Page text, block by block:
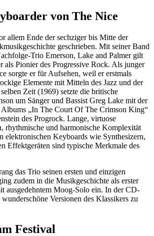
von The Nice
allem Ende der sechziger bis Mitte der
geschrieben. Mit seiner Band
Trio Emerson, Lake and Palmer gilt
als Pionier des Progressive Rock. Als junger
sorgte er für Aufsehen, weil er erstmals
Elemente mit Mitteln des Jazz und der
Zeit (1969) setzte die britische
um Sänger und Bassist Greg Lake mit der
„In The Court Of The Crimson King“
des Progrock. Lange, virtuose
rhythmische und harmonische Komplexität
elektronischen Keyboards wie Synthesizern,
Effektgeräten sind typische Merkmale des
das Trio seinen ersten und einzigen
zudem in die Musikgeschichte als erster
ausgedehntem Moog-Solo ein. In der CD-
Versionen des Klassikers zu
Festival